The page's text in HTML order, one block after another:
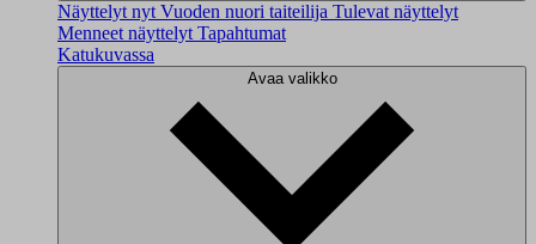
Näyttelyt nyt Vuoden nuori taiteilija Tulevat näyttelyt
Menneet näyttelyt Tapahtumat
Katukuvassa
Avaa valikko